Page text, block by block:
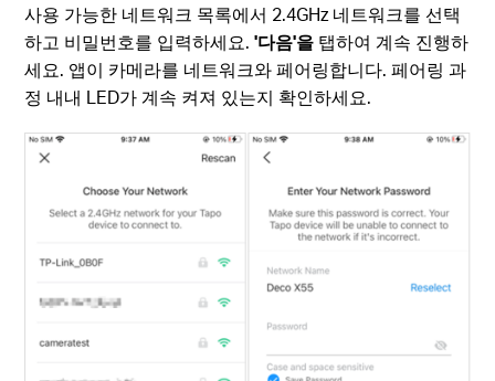
사용 가능한 네트워크 목록에서 2.4GHz 네트워크를 선택
하고 비밀번호를 입력하세요.'다음'을 탭하여 계속 진행하
세요. 앱이 카메라를 네트워크와 페어링합니다. 페어링 과
정 내내 LED가 계속 켜져 있는지 확인하세요.